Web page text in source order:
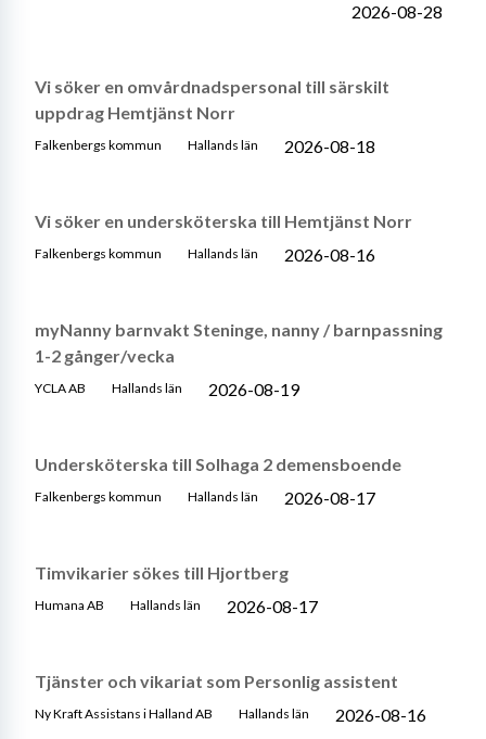
2026-08-28
Vi söker en omvårdnadspersonal till särskilt
uppdrag Hemtjänst Norr
Falkenbergs kommun Hallands län 2026-08-18
Vi söker en undersköterska till Hemtjänst Norr
Falkenbergs kommun Hallands län 2026-08-16
myNanny barnvakt Steninge, nanny / barnpassning
1-2 gånger/vecka
YCLA AB Hallands län 2026-08-19
Undersköterska till Solhaga 2 demensboende
Falkenbergs kommun Hallands län 2026-08-17
Timvikarier sökes till Hjortberg
Humana AB Hallands län 2026-08-17
Tjänster och vikariat som Personlig assistent
Ny Kraft Assistans i Halland AB Hallands län 2026-08-16